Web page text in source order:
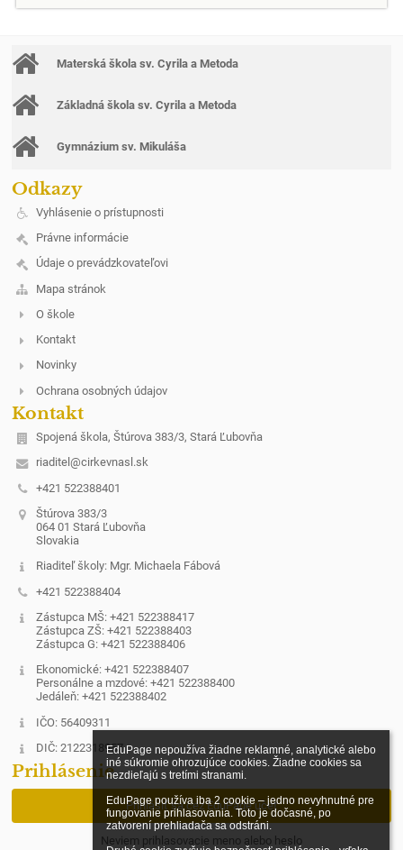
EduPage nepoužíva žiadne reklamné, analytické alebo
iné súkromie ohrozujúce cookies. Žiadne cookies sa
nezdieľajú s tretími stranami.
EduPage používa iba 2 cookie – jedno nevyhnutné pre
fungovanie prihlasovania. Toto je dočasné, po
zatvorení prehliadača sa odstráni.
Materská škola sv. Cyrila a Metoda
Základná škola sv. Cyrila a Metoda
Gymnázium sv. Mikuláša
Odkazy
Vyhlásenie o prístupnosti
Právne informácie
Údaje o prevádzkovateľovi
Mapa stránok
O škole
Kontakt
Novinky
Ochrana osobných údajov
Kontakt
Spojená škola, Štúrova 383/3, Stará Ľubovňa
riaditel@cirkevnasl.sk
+421 522388401
Štúrova 383/3
064 01 Stará Ľubovňa
Slovakia
Riaditeľ školy: Mgr. Michaela Fábová
+421 522388404
Zástupca MŠ: +421 522388417
Zástupca ZŠ: +421 522388403
Zástupca G: +421 522388406
Ekonomické: +421 522388407
Personálne a mzdové: +421 522388400
Jedáleň: +421 522388402
IČO: 56409311
DIČ: 2122318957
Prihlásenie
Prihlásiť sa cez EduPage účet
Neviem prihlasovacie meno alebo heslo